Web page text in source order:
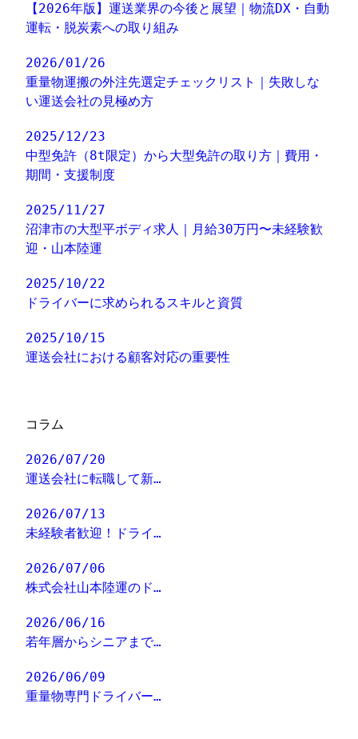
【2026年版】運送業界の今後と展望｜物流DX・自動
運転・脱炭素への取り組み
2026/01/26
重量物運搬の外注先選定チェックリスト｜失敗しな
い運送会社の見極め方
2025/12/23
中型免許（8t限定）から大型免許の取り方｜費用・
期間・支援制度
2025/11/27
沼津市の大型平ボディ求人｜月給30万円〜未経験歓
迎・山本陸運
2025/10/22
ドライバーに求められるスキルと資質
2025/10/15
運送会社における顧客対応の重要性
コラム
2026/07/20
運送会社に転職して新…
2026/07/13
未経験者歓迎！ドライ…
2026/07/06
株式会社山本陸運のド…
2026/06/16
若年層からシニアまで…
2026/06/09
重量物専門ドライバー…